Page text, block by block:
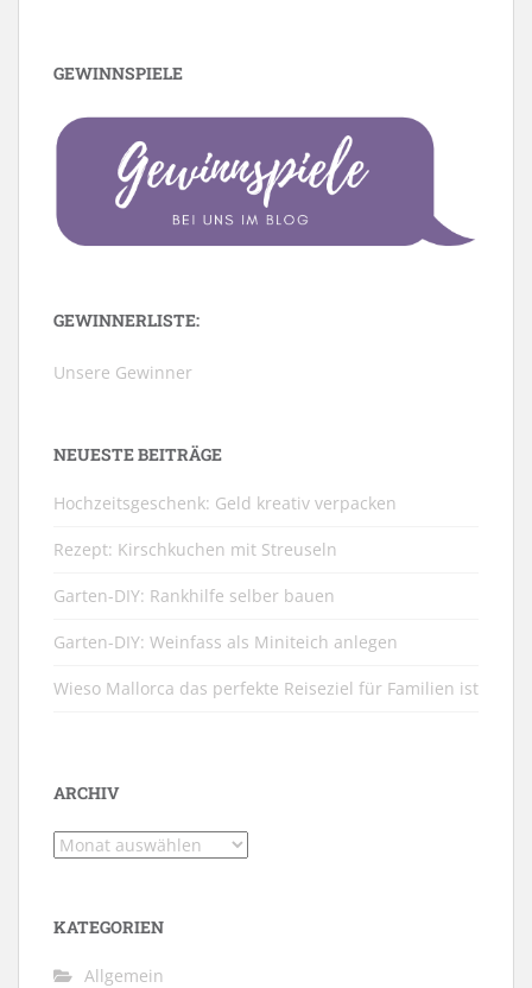
GEWINNSPIELE
GEWINNERLISTE:
Unsere Gewinner
NEUESTE BEITRÄGE
Hochzeitsgeschenk: Geld kreativ verpacken
Rezept: Kirschkuchen mit Streuseln
Garten-DIY: Rankhilfe selber bauen
Garten-DIY: Weinfass als Miniteich anlegen
Wieso Mallorca das perfekte Reiseziel für Familien ist
ARCHIV
Archiv
KATEGORIEN
Allgemein